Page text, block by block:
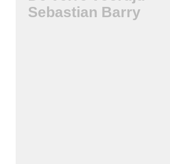
Sebastian Barry